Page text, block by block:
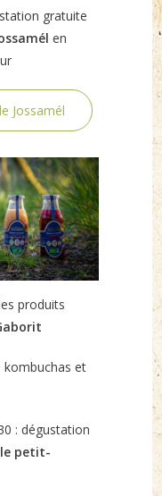
gratuite
en
Jossamél
produits
kombuchas et
: dégustation
le petit-